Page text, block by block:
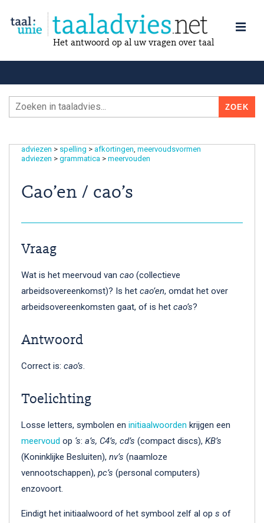
Het antwoord op al uw vragen over taal
adviezen > spelling > afkortingen meervoudsvormen
adviezen > grammatica > meervouden
Cao’en / cao’s
Vraag
Wat is het meervoud van cao (collectieve
arbeidsovereenkomst)? Is het cao’en, omdat het over
arbeidsovereenkomsten gaat, of is het cao’s?
Antwoord
Correct is: cao’s.
Toelichting
Losse letters, symbolen en initiaalwoorden krijgen een
meervoud op ‘s: a’s, C4’s, cd’s (compact discs), KB’s
(Koninklijke Besluiten), nv’s (naamloze
vennootschappen), pc’s (personal computers)
enzovoort.
Eindigt het initiaalwoord of het symbool zelf al op s of